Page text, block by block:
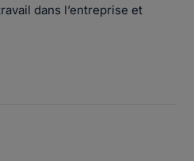
dans l’entreprise et